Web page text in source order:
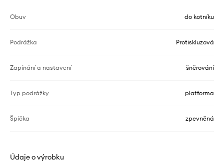
Obuv do kotníku
Podrážka Protiskluzová
Zapínání a nastavení šněrování
Typ podrážky platforma
Špička zpevněná
Údaje o výrobku